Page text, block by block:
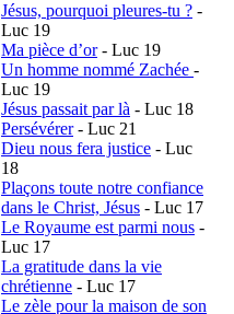
Jésus, pourquoi pleures-tu ? -
Luc 19
Ma pièce d’or- Luc 19
Un homme nommé Zachée -
Luc 19
Jésus passait par là - Luc 18
Persévérer- Luc 21
Dieu nous fera justice - Luc
18
Plaçons toute notre confiance
dans le Christ, Jésus - Luc 17
Le Royaume est parmi nous -
Luc 17
La gratitude dans la vie
chrétienne - Luc 17
Le zèle pour la maison de son